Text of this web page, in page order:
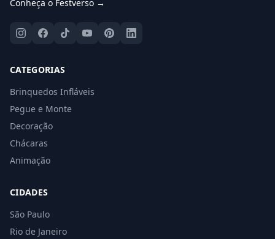
Conheça o Festverso →
CATEGORIAS
Brinquedos Infláveis
Pegue e Monte
Decoração
Chácaras
Animação
CIDADES
São Paulo
Rio de Janeiro